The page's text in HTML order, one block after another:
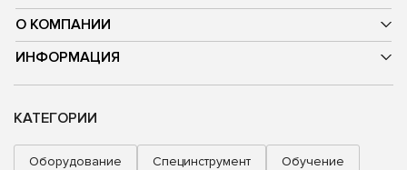
О КОМПАНИИ
ИНФОРМАЦИЯ
КАТЕГОРИИ
Оборудование Специнструмент Обучение